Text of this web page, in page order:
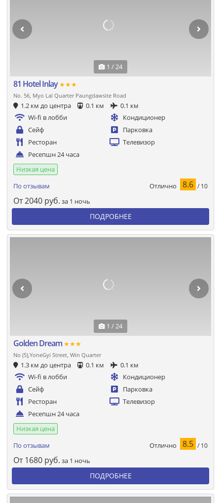
1 / 24
81 Hotel Inlay★★★
No. 56, Myo Lal Quarter Paungdawsite Road
1.2 км до центра 0.1 км
0.1 км
Wi-fi в лобби
Кондиционер
Сейф
Парковка
Ресторан
Телевизор
Ресепшн 24 часа
Низкая цена
По отзывам
Отлично 8.6 / 10
От2040 руб. за 1 ночь
ПОДРОБНЕЕ
1 / 24
Golden Dream ★★★
No (5),YoneGyi Street, Win Quarter
1.3 км до центра 0.1 км
0.1 км
Wi-fi в лобби
Кондиционер
Сейф
Парковка
Ресторан
Телевизор
Ресепшн 24 часа
Низкая цена
По отзывам
Отлично 8.5 / 10
От 1680 руб. за 1 ночь
ПОДРОБНЕЕ